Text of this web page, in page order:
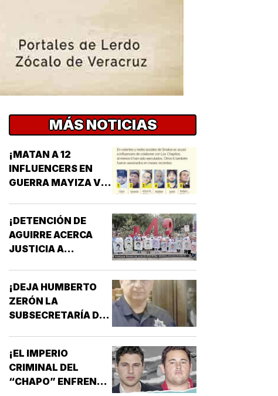
MÁS NOTICIAS
¡MATAN A 12
INFLUENCERS EN
GUERRA MAYIZA VS.
¡DETENCIÓN DE
AGUIRRE ACERCA
JUSTICIA A
¡DEJA HUMBERTO
ZERÓN LA
SUBSECRETARÍA DE
¡EL IMPERIO
CRIMINAL DEL
“CHAPO” ENFRENTA